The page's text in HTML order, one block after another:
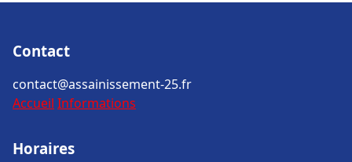
Contact
contact@assainissement-25.fr
Accueil Informations
Horaires